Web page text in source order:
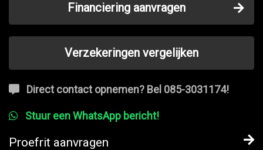
Financiering aanvragen
Verzekeringen vergelijken
Direct contact opnemen? Bel 085-3031174!
Stuur een WhatsApp bericht!
Proefrit aanvragen